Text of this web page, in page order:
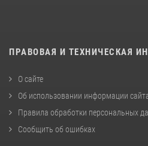
ПРАВОВАЯ И ТЕХНИЧЕСКАЯ
О сайте
Об использовании информации
Правила обработки персональных
Сообщить об ошибках